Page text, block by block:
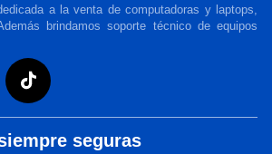
a la venta de computadoras y laptops,
brindamos soporte técnico de equipos
seguras